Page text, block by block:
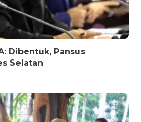
Dibentuk, Pansus
Selatan